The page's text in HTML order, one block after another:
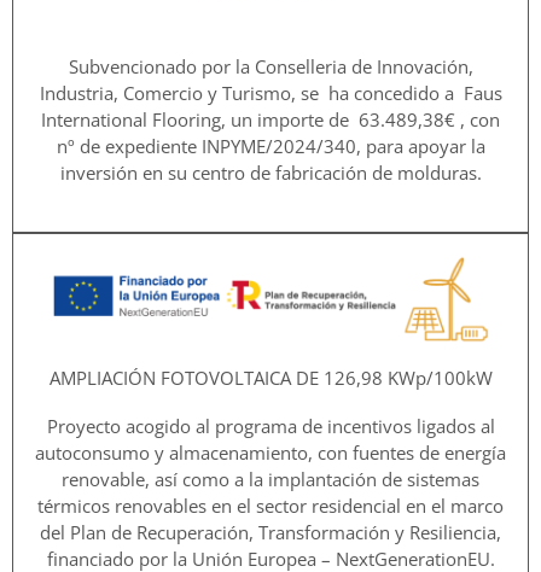
Subvencionado por la Conselleria de Innovación,
Industria, Comercio y Turismo, se ha concedido a Faus
International Flooring, un importe de 63.489,38€ , con
nº de expediente INPYME/2024/340, para apoyar la
inversión en su centro de fabricación de molduras.
AMPLIACIÓN FOTOVOLTAICA DE 126,98 KWp/100kW
Proyecto acogido al programa de incentivos ligados al
autoconsumo y almacenamiento, con fuentes de energía
renovable, así como a la implantación de sistemas
térmicos renovables en el sector residencial en el marco
del Plan de Recuperación, Transformación y Resiliencia,
financiado por la Unión Europea – NextGenerationEU.